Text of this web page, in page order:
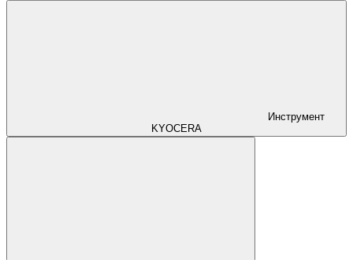
Инструмент
KYOCERA